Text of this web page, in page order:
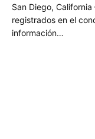
San Diego,
registrados en el
información…